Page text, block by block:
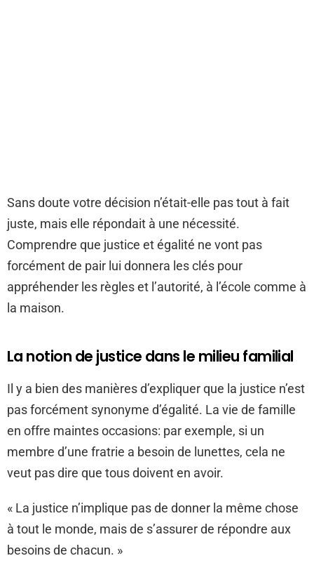
Sans doute votre décision n’était-elle pas tout à fait
juste, mais elle répondait à une nécessité.
Comprendre que justice et égalité ne vont pas
forcément de pair lui donnera les clés pour
appréhender les règles et l’autorité, à l’école comme à
la maison.
La notion de justice dans le milieu familial
Il y a bien des manières d’expliquer que la justice n’est
pas forcément synonyme d’égalité. La vie de famille
en offre maintes occasions: par exemple, si un
membre d’une fratrie a besoin de lunettes, cela ne
veut pas dire que tous doivent en avoir.
« La justice n’implique pas de donner la même chose
à tout le monde, mais de s’assurer de répondre aux
besoins de chacun. »